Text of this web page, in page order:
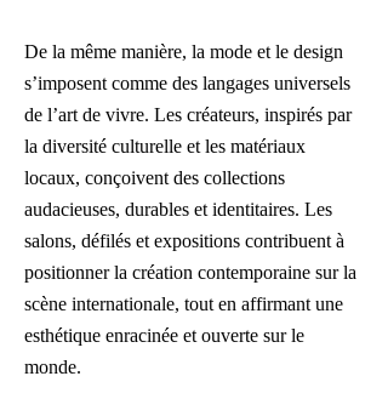
De la même manière, la mode et le design
s’imposent comme des langages universels
de l’art de vivre. Les créateurs, inspirés par
la diversité culturelle et les matériaux
locaux, conçoivent des collections
audacieuses, durables et identitaires. Les
salons, défilés et expositions contribuent à
positionner la création contemporaine sur la
scène internationale, tout en affirmant une
esthétique enracinée et ouverte sur le
monde.